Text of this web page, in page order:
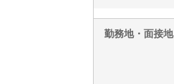
勤務地・面接地